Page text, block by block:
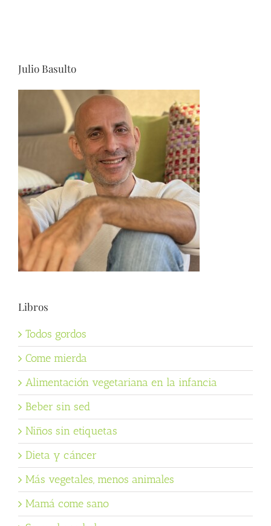
Julio Basulto
Libros
Todos gordos
Come mierda
Alimentación vegetariana en la infancia
Beber sin sed
Niños sin etiquetas
Dieta y cáncer
Más vegetales, menos animales
Mamá come sano